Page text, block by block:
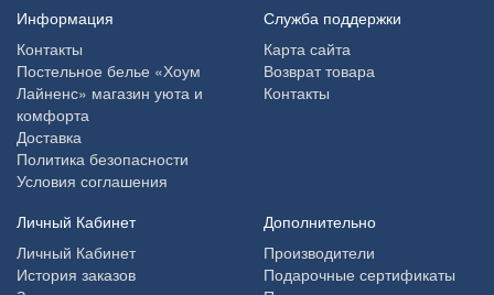
Информация
Контакты
Постельное белье «Хоум
Лайненс» магазин уюта и
комфорта
Доставка
Политика безопасности
Условия соглашения
Служба поддержки
Карта сайта
Возврат товара
Контакты
Личный Кабинет
Личный Кабинет
История заказов
Дополнительно
Производители
Подарочные сертификаты